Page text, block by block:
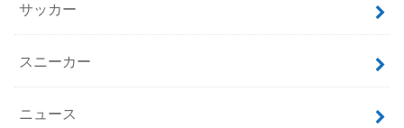
サッカー
スニーカー
ニュース